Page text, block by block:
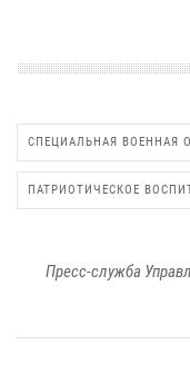
СПЕЦИАЛЬНАЯ ВОЕННАЯ
ПАТРИОТИЧЕСКОЕ
Пресс-служба